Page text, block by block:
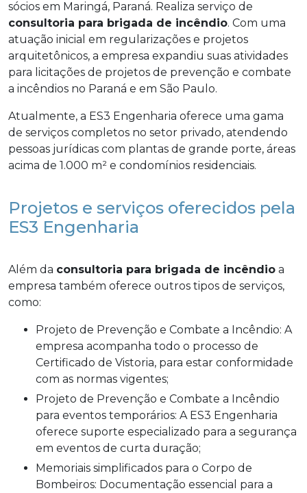
sócios em Maringá, Paraná. Realiza serviço de
consultoria para brigada de incêndio. Com uma
atuação inicial em regularizações e projetos
arquitetônicos, a empresa expandiu suas atividades
para licitações de projetos de prevenção e combate
a incêndios no Paraná e em São Paulo.
Atualmente, a ES3 Engenharia oferece uma gama
de serviços completos no setor privado, atendendo
pessoas jurídicas com plantas de grande porte, áreas
acima de 1.000 m² e condomínios residenciais.
Projetos e serviços oferecidos pela
ES3 Engenharia
Além da consultoria para brigada de incêndio a
empresa também oferece outros tipos de serviços,
como:
Projeto de Prevenção e Combate a Incêndio: A
empresa acompanha todo o processo de
Certificado de Vistoria, para estar conformidade
com as normas vigentes;
Projeto de Prevenção e Combate a Incêndio
para eventos temporários: A ES3 Engenharia
oferece suporte especializado para a segurança
em eventos de curta duração;
Memoriais simplificados para o Corpo de
Bombeiros: Documentação essencial para a